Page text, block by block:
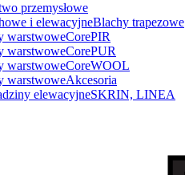
przemysłowe
i elewacyjneBlachy trapezowe
warstwoweCorePIR
warstwoweCorePUR
warstwoweCoreWOOL
warstwoweAkcesoria
elewacyjneSKRIN, LINEA